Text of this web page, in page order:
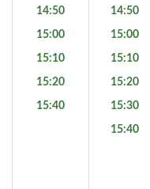
14:50
15:00
15:10
15:20
15:40
14:50
15:00
15:10
15:20
15:30
15:40